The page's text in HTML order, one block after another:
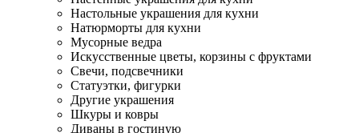
Настольные украшения для кухни
Натюрморты для кухни
Мусорные ведра
Искусственные цветы, корзины с фруктами
Свечи, подсвечники
Статуэтки, фигурки
Другие украшения
Шкуры и ковры
Диваны в гостиную